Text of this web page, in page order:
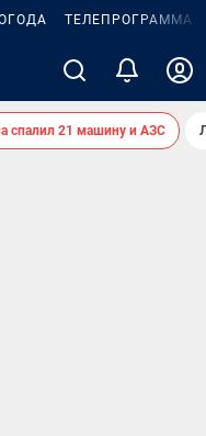
ТЕЛЕПРОГРАММА
спалил 21 машину и АЗС